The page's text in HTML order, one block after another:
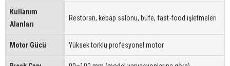
Kullanım
Alanları
Restoran, kebap salonu, büfe, fast-food işletmeleri
Motor Gücü Yüksek torklu profesyonel motor